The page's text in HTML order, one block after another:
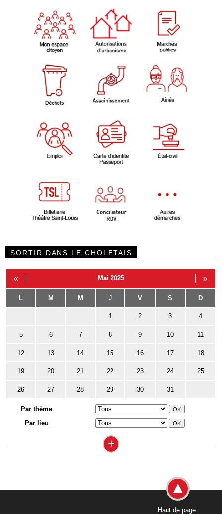
SORTIR DANS LE CHOLETAIS
« Mai 2025 »
L M M J V S D
1 2 3 4
5 6 7 8 9 10 11
12 13 14 15 16 17 18
19 20 21 22 23 24 25
26 27 28 29 30 31
Par thème
Par lieu
+
Haut de page